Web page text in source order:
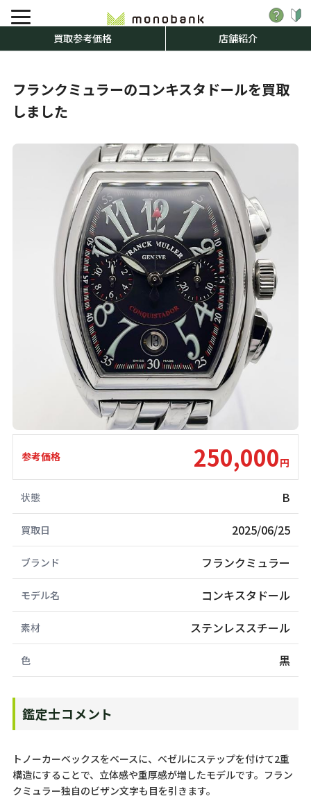
買取参考価格 店舗紹介
フランクミュラーのコンキスタドールを買取
しました
参考価格 250,000円
状態 B
買取日 2025/06/25
ブランド フランクミュラー
モデル名 コンキスタドール
素材 ステンレススチール
色 黒
鑑定士コメント
トノーカーベックスをベースに、ベゼルにステップを付けて2重
構造にすることで、立体感や重厚感が増したモデルです。フラン
クミュラー独自のビザン文字も目を引きます。